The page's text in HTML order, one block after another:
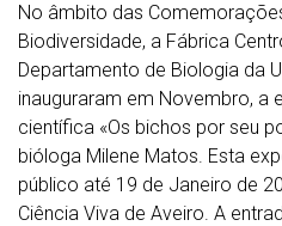
No âmbito das
Biodiversidade, a Fábrica
Departamento de Biologia da
inauguraram em Novembro, a
científica «Os bichos por seu
bióloga Milene Matos. Esta
público até 19 de Janeiro de
Ciência Viva de Aveiro. A